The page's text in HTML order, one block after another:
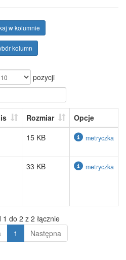
w kolumnie
kolumn
pozycji
Rozmiar
Opcje
15 KB metryczka
33 KB metryczka
1 do 2 z 2 łącznie
1 Następna